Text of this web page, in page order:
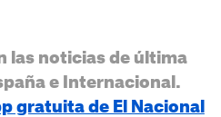
las noticias de última
e Internacional.
gratuita de El Nacional